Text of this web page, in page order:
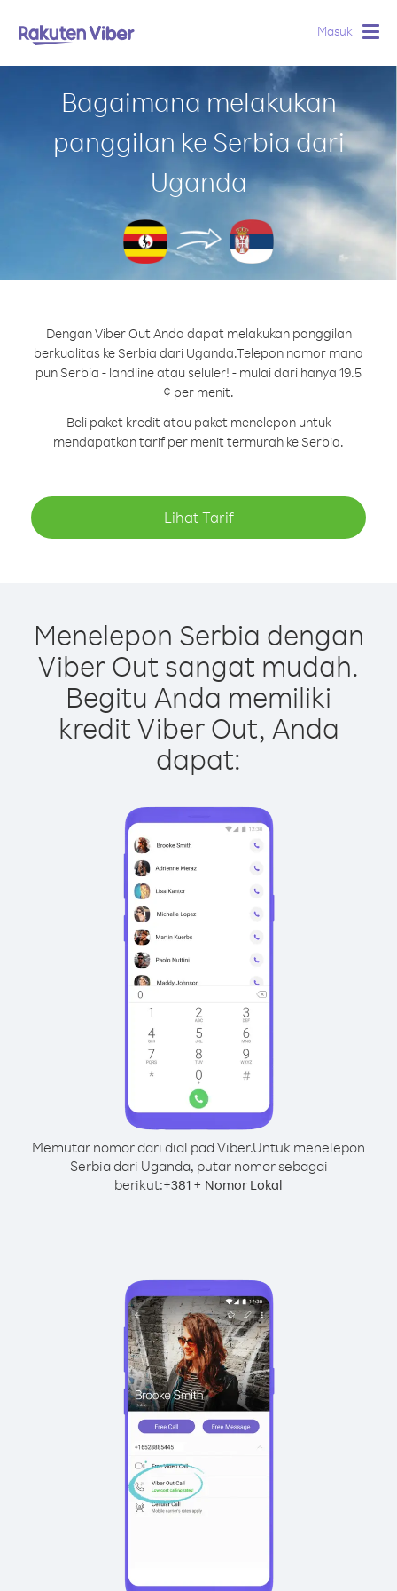
Masuk
Bagaimana melakukan
panggilan ke Serbia dari
Uganda
Dengan Viber Out Anda dapat melakukan panggilan
berkualitas ke Serbia dari Uganda.Telepon nomor mana
pun Serbia - landline atau seluler! - mulai dari hanya 19.5
¢ per menit.
Beli paket kredit atau paket menelepon untuk
mendapatkan tarif per menit termurah ke Serbia.
Lihat Tarif
Menelepon Serbia dengan
Viber Out sangat mudah.
Begitu Anda memiliki
kredit Viber Out, Anda
dapat:
Memutar nomor dari dial pad Viber.Untuk menelepon
Serbia dari Uganda, putar nomor sebagai
berikut:+381 + Nomor Lokal